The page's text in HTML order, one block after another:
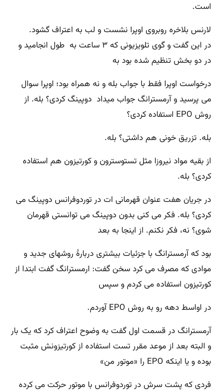
است.
لارنس بلاخره روبروی اوپرا نشست و لب بە اعتراف گشود.
در این گفت و گوی تلویزیونی که ۳ ساعت به طول انجامید و
در دو بخش تنظیم شده بود بە
درخواست اوپرا فقط با جواب بله و نه همراه بود؛ اوپرا سوال
می پرسید و آرمسترانگ جواب میداد دوپینگ کردی؟ بله. از
روش EPO استفاده کردی؟
بله. تزریق خونی هم داشتی؟ بله.
از بقیه مواد نیروزا مثل تستوسترون و کورتیزون هم استفاده
کردی؟ بله.
در جریان هفت عنوان قهرمانی ات در توردوفرانس دوپینگ می
کردی؟ بله. فکر می کنی بدون دوپینگ می توانستی قهرمان
شوی؟ نه، فکر نکنم. از اینجا بە بعد
بود کە آرمسترانگ با جزئیات بیشتری دربارهٔ روشهای جدید و
موادی کە مصرف می کرد سخن گفت: ارمسترانگ گفت ابتدا از
کورتیزون استفاده می کردم و سپس
در اواسط دهه رو بە روش EPO آوردم.
آرمسترانگ در قسمت اول گفت به وضوح اعتراف کرد کە یک بار
و البته بعد از موعد مقرر تست استفاده از کورتیزونش مثبت
بوده و یا اینکه EPO را «موتور من»
فردی کە پشت سرش در توردوفرانس با موتور حرکت می کرده